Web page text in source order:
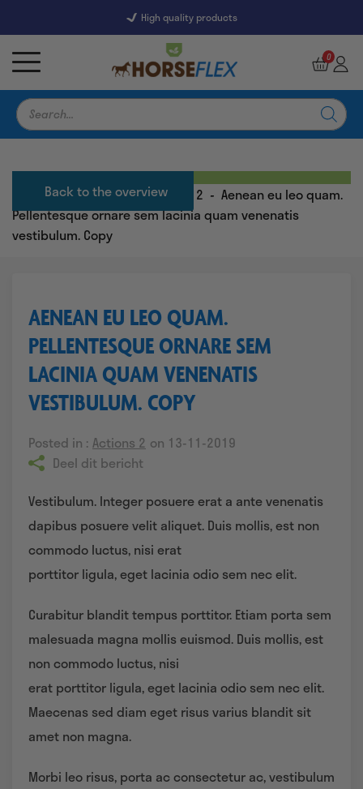
High quality products
9,5 7246 Reviews
Products
search
0
Back to the overview
-Horse Blogs-Actions 2 - Aenean eu leo ​​quam.
Pellentesque ornare sem lacinia quam venenatis
vestibulum. Copy
AENEAN EU LEO ​​QUAM.
PELLENTESQUE ORNARE SEM
LACINIA QUAM VENENATIS
VESTIBULUM. COPY
Posted in : Actions 2 on 13-11-2019
Deel dit bericht
Vestibulum. Integer posuere erat a ante venenatis
dapibus posuere velit aliquet. Duis mollis, est non
commodo luctus, nisi erat
porttitor ligula, eget lacinia odio sem nec elit.
Curabitur blandit tempus porttitor. Etiam porta sem
malesuada magna mollis euismod. Duis mollis, est
non commodo luctus, nisi
erat porttitor ligula, eget lacinia odio sem nec elit.
Maecenas sed diam eget risus varius blandit sit
amet non magna.
Morbi leo risus, porta ac consectetur ac, vestibulum